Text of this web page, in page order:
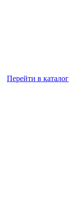
Перейти в каталог